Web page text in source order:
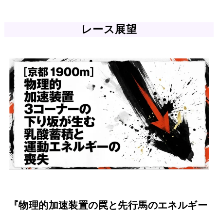
レース展望
『物理的加速装置の罠と先行馬のエネルギー